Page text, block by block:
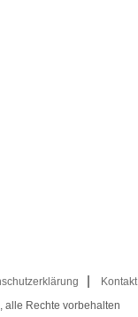
Kontakt
alle Rechte vorbehalten